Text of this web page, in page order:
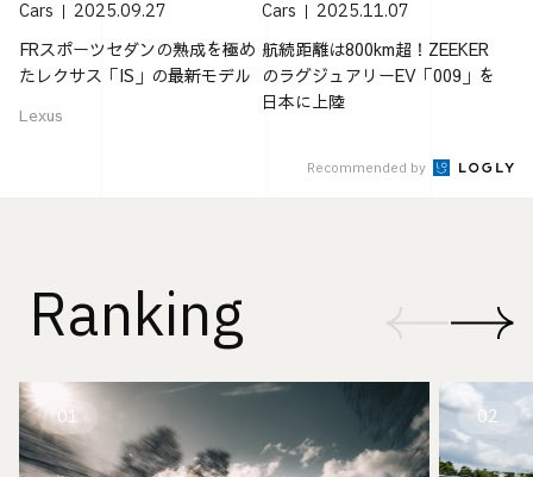
Cars 2025.09.27
FRスポーツセダンの熟成を極め
たレクサス「IS」の最新モデル
Lexus
Cars 2025.11.07
航続距離は800km超！ZEEKER
のラグジュアリーEV「009」を
日本に上陸
Recommended by
Ranking
01 02